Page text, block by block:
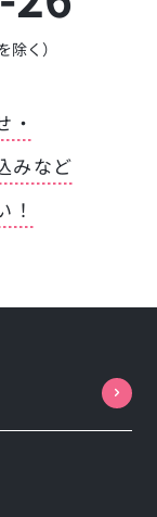
除く）
・
みなど
！